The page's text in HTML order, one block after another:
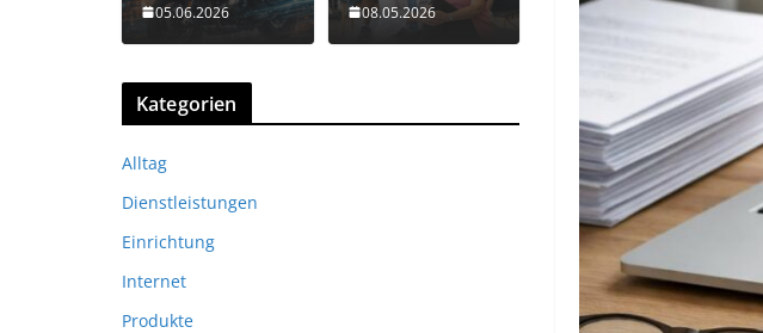
05.06.2026 08.05.2026
Kategorien
Alltag
Dienstleistungen
Einrichtung
Internet
Produkte